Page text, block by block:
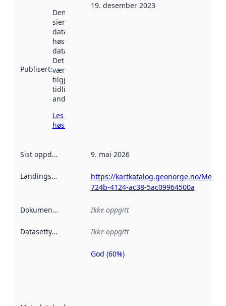
Publisert:
Denne datoen
sier når
datasettet ble
høstet av
data.norge.no.
Det kan ha
vært
tilgjengelig
tidligere
andre steder.
Les mer om
høsting her
19. desember 2023
Sist oppdatert 9. mai 2026
Landingsside
https://kartkatalog.geonorge.no/
724b-4124-ac38-5ac09964500a
Dokumentasjon Ikke oppgitt
Datasettype Ikke oppgitt
Metadatakvalitet
God (60%)